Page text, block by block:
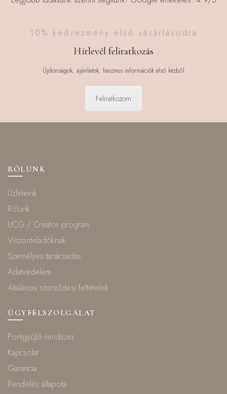
10% kedvezmény első vásárlásodra
Hírlevél feliratkozás
Újdonságok, ajánlatok, hasznos információk első kézből
Feliratkozom
RÓLUNK
Üzleteink
Rólunk
UCG / Creator program
Viszonteladóknak
Személyes tanácsadás
Adatvédelem
Általános szerződési feltételek
ÜGYFÉLSZOLGÁLAT
Pontgyűjtő rendszer
Kapcsolat
Garancia
Rendelés állapota